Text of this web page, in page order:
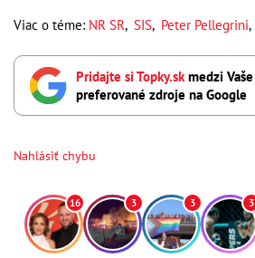
Viac o téme: NR SR, SIS, Peter Pellegrini,
Pridajte si Topky.sk medzi Vaše
preferované zdroje na Google
Nahlásiť chybu
16 3 3 3